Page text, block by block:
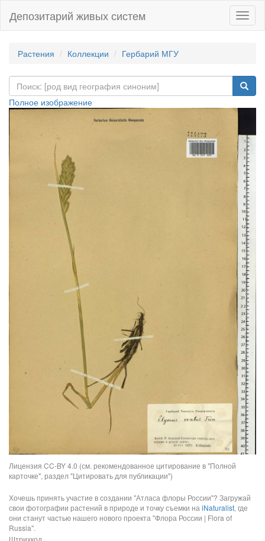
Депозитарий живых систем
Растения Коллекции Гербарий МГУ
Полное изображение
Лицензия CC-BY 4.0 (см. рекомендованное цитирование в "Полной
карточке", раздел "Цитировать для публикации")
Хочешь принять участие в создании "Атласа флоры России"? Загружай
свои фотографии растений в природе и точку съемки на iNaturalist, где
они станут частью нашего нового проекта "Флора России | Flora of
Russia".